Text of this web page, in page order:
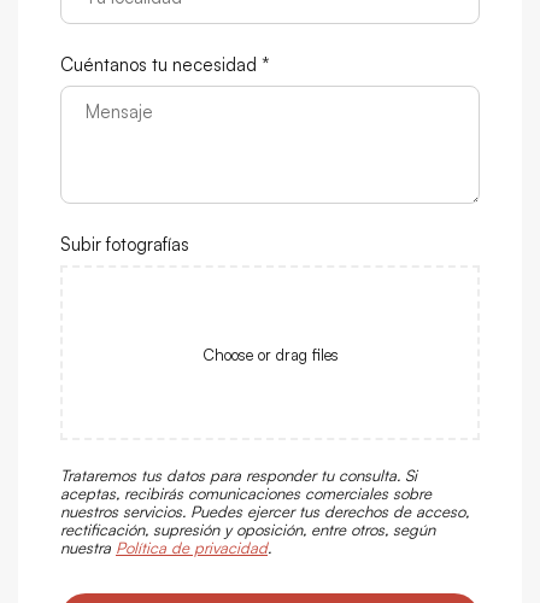
Cuéntanos tu necesidad *
Subir fotografías
Choose or drag files
Trataremos tus datos para responder tu consulta. Si
aceptas, recibirás comunicaciones comerciales sobre
nuestros servicios. Puedes ejercer tus derechos de acceso,
rectificación, supresión y oposición, entre otros, según
nuestra Política de privacidad.